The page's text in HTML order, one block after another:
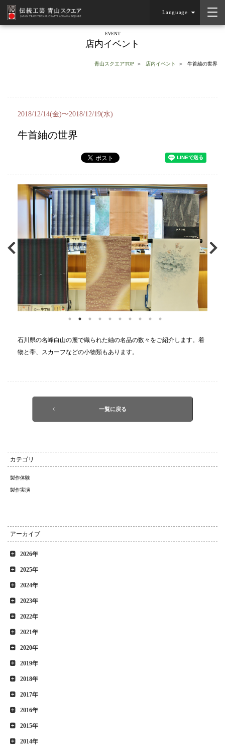
Language
EVENT
店内イベント
青山スクエアTOP 店内イベント 牛首紬の世界
2018/12/14(金)〜2018/12/19(水)
牛首紬の世界
石川県の名峰白山の麓で織られた紬の名品の数々をご紹介します。着
物と帯、スカーフなどの小物類もあります。
一覧に戻る
カテゴリ
製作体験
製作実演
アーカイブ
2026年
2025年
2024年
2023年
2022年
2021年
2020年
2019年
2018年
2017年
2016年
2015年
2014年